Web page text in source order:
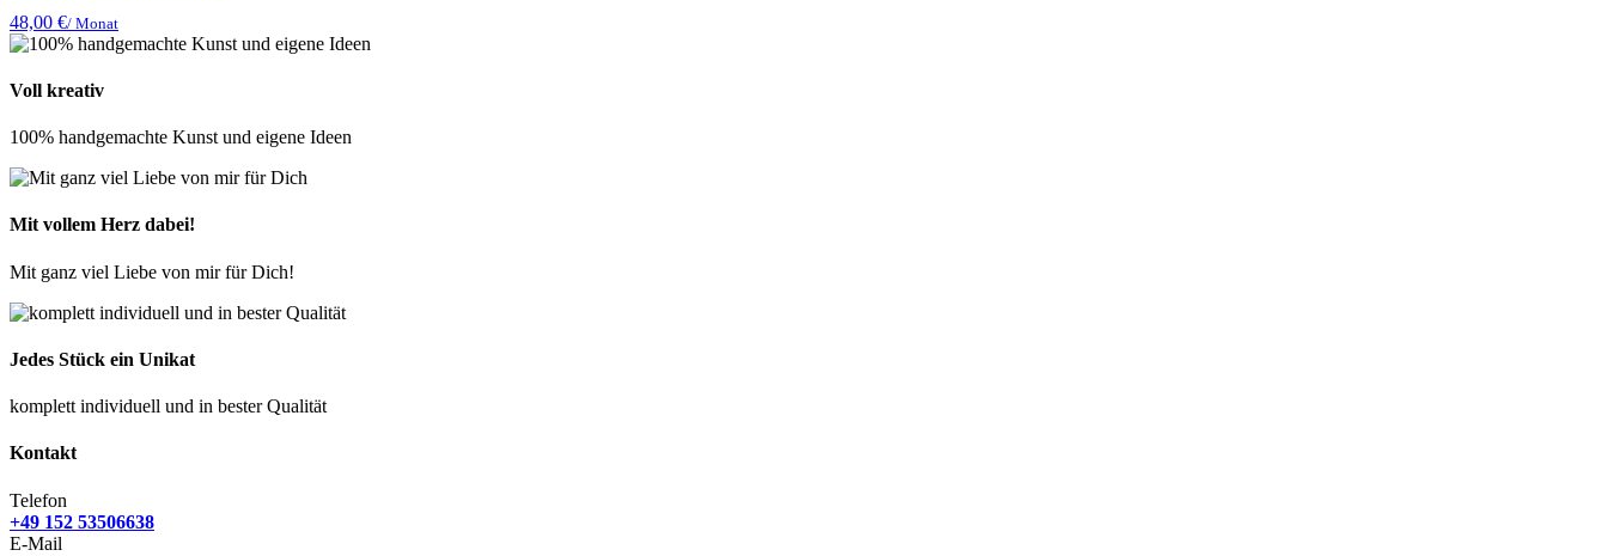
48,00 €/ Monat
Voll kreativ
100% handgemachte Kunst und eigene Ideen
Mit vollem Herz dabei!
Mit ganz viel Liebe von mir für Dich!
Jedes Stück ein Unikat
komplett individuell und in bester Qualität
Kontakt
Telefon
+49 152 53506638
E-Mail